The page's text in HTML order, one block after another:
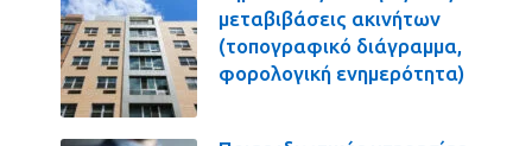
μεταβιβάσεις ακινήτων
(τοπογραφικό διάγραμμα,
φορολογική ενημερότητα)